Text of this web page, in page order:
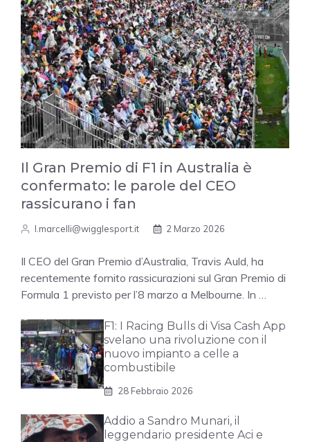
Il Gran Premio di F1 in Australia è
confermato: le parole del CEO
rassicurano i fan
l.marcelli@wigglesport.it 2 Marzo 2026
Il CEO del Gran Premio d’Australia, Travis Auld, ha
recentemente fornito rassicurazioni sul Gran Premio di
Formula 1 previsto per l’8 marzo a Melbourne. In …
F1: I Racing Bulls di Visa Cash App
svelano una rivoluzione con il
nuovo impianto a celle a
combustibile
28 Febbraio 2026
Addio a Sandro Munari, il
leggendario presidente Aci e